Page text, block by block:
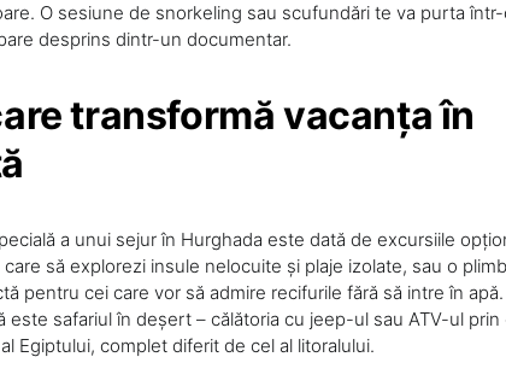
O sesiune de snorkeling sau scufundări te va purta
desprins dintr-un documentar.
transformă vacanța în
a unui sejur în Hurghada este dată de excursiile
să explorezi insule nelocuite și plaje izolate, sau o
pentru cei care vor să admire recifurile fără să intre în apă.
este safariul în deșert – călătoria cu jeep-ul sau ATV-ul prin
Egiptului, complet diferit de cel al litoralului.